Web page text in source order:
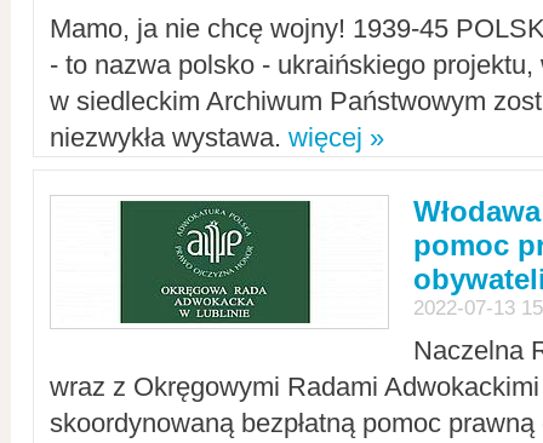
Mamo, ja nie chcę wojny! 1939-45
- to nazwa polsko - ukraińskiego
w siedleckim Archiwum Państwowym
niezwykła wystawa. więcej »
pomoc
2022-07-13
Naczelna
wraz z Okręgowymi Radami Adwokackimi
skoordynowaną bezpłatną pomoc